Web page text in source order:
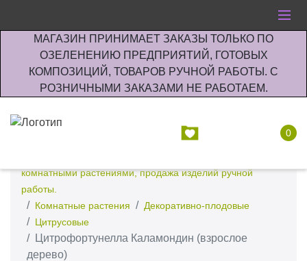
МАГАЗИН ПРИНИМАЕТ ЗАКАЗЫ ТОЛЬКО ПО
ОЗЕЛЕНЕНИЮ ПРЕДПРИЯТИЙ, ГОТОВЫХ
КОМПОЗИЦИЙ, ТОВАРОВ РУЧНОЙ РАБОТЫ. С
РОЗНИЧНЫМИ ЗАКАЗАМИ НЕ РАБОТАЕМ.
0
комнатными растениями, продажа изделий ручной
работы.
Комнатные растения
Декоративно-плодовые
Цитрусовые
Цитрофортунелла Каламондин (взрослое
дерево)